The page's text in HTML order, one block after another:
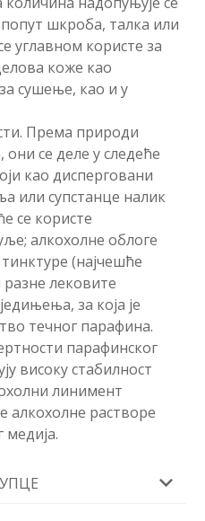
шкроба, талка или
углавном користе за
коже као
сушење, као и у
Према природи
се деле у следеће
као дисперговани
или супстанце налик
се користе
алкохолне облоге
(најчешће
лековите
за која је
течног парафина.
парафинског
високу стабилност
линимент
алкохолне растворе
медија.